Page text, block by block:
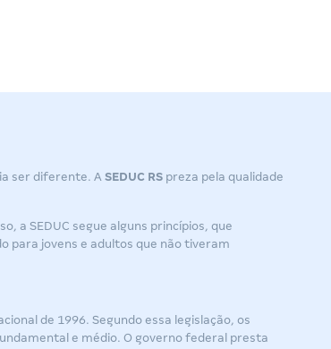
ser diferente. A SEDUC RS preza pela qualidade
a SEDUC segue alguns princípios, que
para jovens e adultos que não tiveram
de 1996. Segundo essa legislação, os
e médio. O governo federal presta